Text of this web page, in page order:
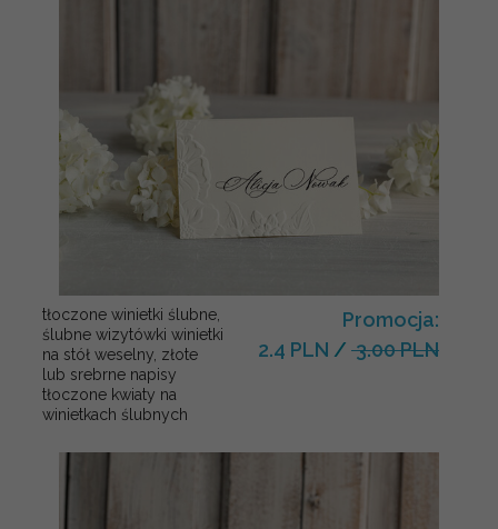
tłoczone winietki ślubne,
ślubne wizytówki winietki
na stół weselny, złote
lub srebrne napisy
tłoczone kwiaty na
winietkach ślubnych
Promocja:
2.4 PLN / 3.00 PLN